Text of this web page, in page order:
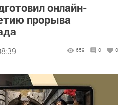
онлайн-
прорыва
659 0 0